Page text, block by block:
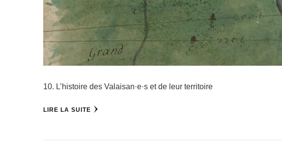
10. L’histoire des Valaisan·e·s et de leur territoire
LIRE LA SUITE